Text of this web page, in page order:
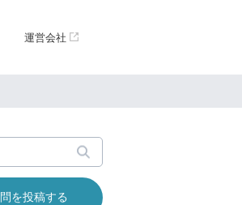
運営会社
を投稿する